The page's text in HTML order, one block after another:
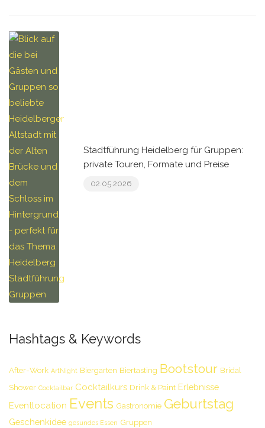
Stadtführung Heidelberg für Gruppen:
private Touren, Formate und Preise
02.05.2026
Hashtags & Keywords
After-Work ArtNight Biergarten Biertasting Bootstour Bridal
Shower Cocktailbar Cocktailkurs Drink & Paint Erlebnisse
Eventlocation Events Gastronomie Geburtstag
Geschenkidee gesundes Essen Gruppen